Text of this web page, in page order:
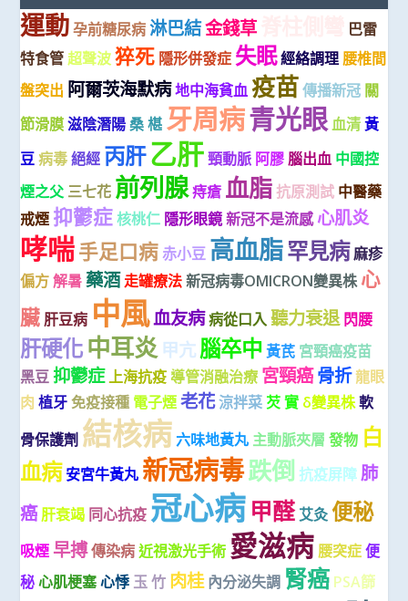
運動 孕前糖尿病 淋巴結金錢草
巴雷
特食管 超聲波 猝死 隱形併發症 失眠經絡調理 腰椎間
盤突出 阿爾茨海默病地中海貧血 疫苗 傳播新冠 關
節滑膜 滋陰潛陽 桑 椹 牙周病青光眼血清 黃
豆 病毒 絕經 丙肝乙肝 頸動脈 阿膠 腦出血 中國控
煙之父 三七花 前列腺痔瘡 血脂 抗原測試 中醫藥
戒煙 抑鬱症 核桃仁 隱形眼鏡新冠不是流感 心肌炎
哮喘手足口病 赤小豆 高血脂罕見病麻疹
偏方 解暑 藥酒 走罐療法 新冠病毒OMICRON變異株 心
臟 肝豆病 中風血友病病從口入 聽力衰退 閃腰
肝硬化中耳炎 甲亢腦卒中 黃芪 宮頸癌疫苗
黑豆 抑鬱症上海抗疫 導管消融治療 宮頸癌骨折龍眼
肉 植牙 免疫接種 電子煙 老花涼拌菜 芡 實 δ變異株軟
骨保護劑 結核病 六味地黃丸 主動脈夾層 發物 白
血病 安宮牛黃丸 新冠病毒跌倒 抗疫屏障 肺
癌 肝衰竭 同心抗疫 冠心病 甲醛 艾灸 便秘
吸煙 早搏傳染病 近視激光手術 愛滋病 腰突症 便
秘 心肌梗塞 心悸 玉 竹 肉桂 內分泌失調 腎癌 PSA篩